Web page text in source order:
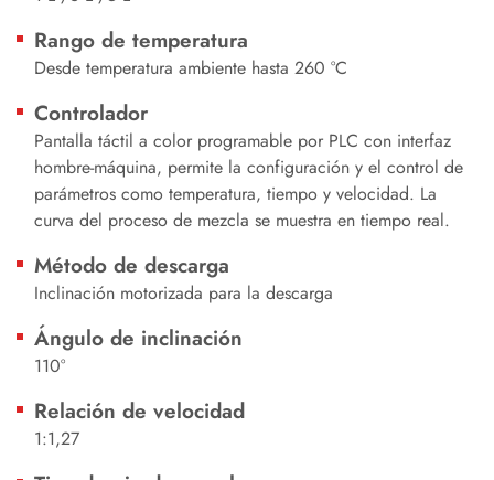
Rango de temperatura
Desde temperatura ambiente hasta 260 °C
Controlador
Pantalla táctil a color programable por PLC con interfaz
hombre-máquina, permite la configuración y el control de
parámetros como temperatura, tiempo y velocidad. La
curva del proceso de mezcla se muestra en tiempo real.
Método de descarga
Inclinación motorizada para la descarga
Ángulo de inclinación
110°
Relación de velocidad
1:1,27